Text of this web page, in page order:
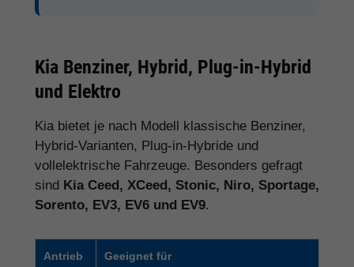
Kia Benziner, Hybrid, Plug-in-Hybrid
und Elektro
Kia bietet je nach Modell klassische Benziner,
Hybrid-Varianten, Plug-in-Hybride und
vollelektrische Fahrzeuge. Besonders gefragt
sind Kia Ceed, XCeed, Stonic, Niro, Sportage,
Sorento, EV3, EV6 und EV9.
Antrieb Geeignet für